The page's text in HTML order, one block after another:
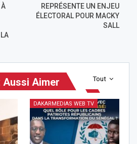
À
REPRÉSENTE UN ENJEU
ÉLECTORAL POUR MACKY
SALL
Tout
Aimer
DAKARMEDIAS WEB TV